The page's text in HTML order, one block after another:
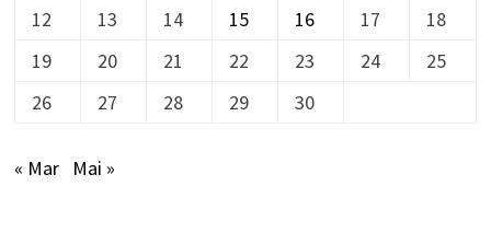
12
13 14 15 16 17
18
19
20 21 22 23 24
25
26
27 28 29 30
« Mar Mai »